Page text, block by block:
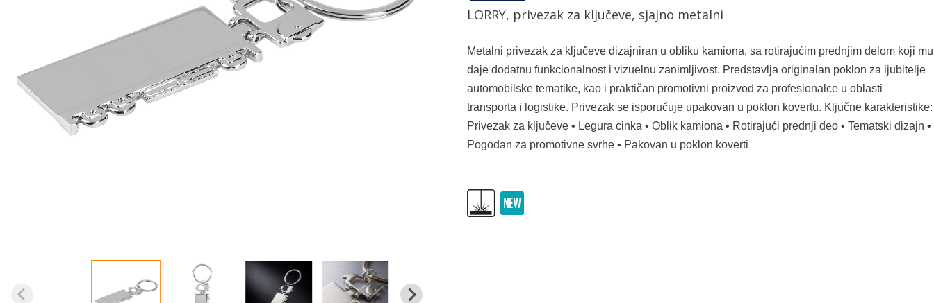
LORRY, privezak za ključeve, sjajno metalni
Metalni privezak za ključeve dizajniran u obliku kamiona, sa rotirajućim prednjim delom koji mu
daje dodatnu funkcionalnost i vizuelnu zanimljivost. Predstavlja originalan poklon za ljubitelje
automobilske tematike, kao i praktičan promotivni proizvod za profesionalce u oblasti
transporta i logistike. Privezak se isporučuje upakovan u poklon kovertu. Ključne karakteristike:
Privezak za ključeve • Legura cinka • Oblik kamiona • Rotirajući prednji deo • Tematski dizajn •
Pogodan za promotivne svrhe • Pakovan u poklon koverti